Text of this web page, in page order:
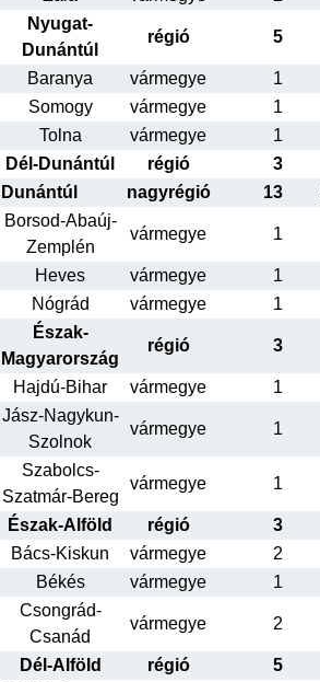
Nyugat-
Dunántúl
régió 5
Baranya vármegye 1
Somogy
vármegye 1
Tolna
vármegye 1
Dél-Dunántúl
régió 3
Dunántúl
nagyrégió 13
Borsod-Abaúj-
Zemplén
vármegye 1
Heves vármegye 1
Nógrád
vármegye 1
Észak-
Magyarország
régió 3
Hajdú-Bihar vármegye 1
Jász-Nagykun-
Szolnok
vármegye 1
Szabolcs-
Szatmár-Bereg
vármegye 1
Észak-Alföld régió 3
Bács-Kiskun
vármegye 2
Békés
vármegye 1
Csongrád-
Csanád
vármegye 2
Dél-Alföld régió 5